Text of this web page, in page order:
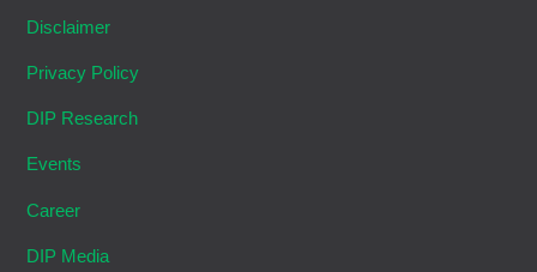
Disclaimer
Privacy Policy
DIP Research
Events
Career
DIP Media